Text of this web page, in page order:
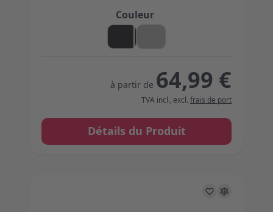
Couleur
à partir de 64,99 €
TVA incl., excl. frais de port
Détails du Produit